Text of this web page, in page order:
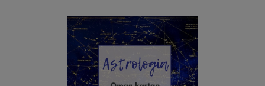
omia oivalluksia tulkintatilanteessa. Tulkintojen tarkoitus on
antaa apua ja vahvistusta sen hetkiseen tilanteeseen ja
avata mahdollisia tulevia asioita. Tässä tulkinnassa käytän
omaa tarot pöytää, jonka olen kokenut toimivaksi tavaksi
löytää oivalluksia/neuvoja elämän eri tilanteisiin. Tässä
pöydässä on 9 eri kohtaa, jotka sisältävät meidän